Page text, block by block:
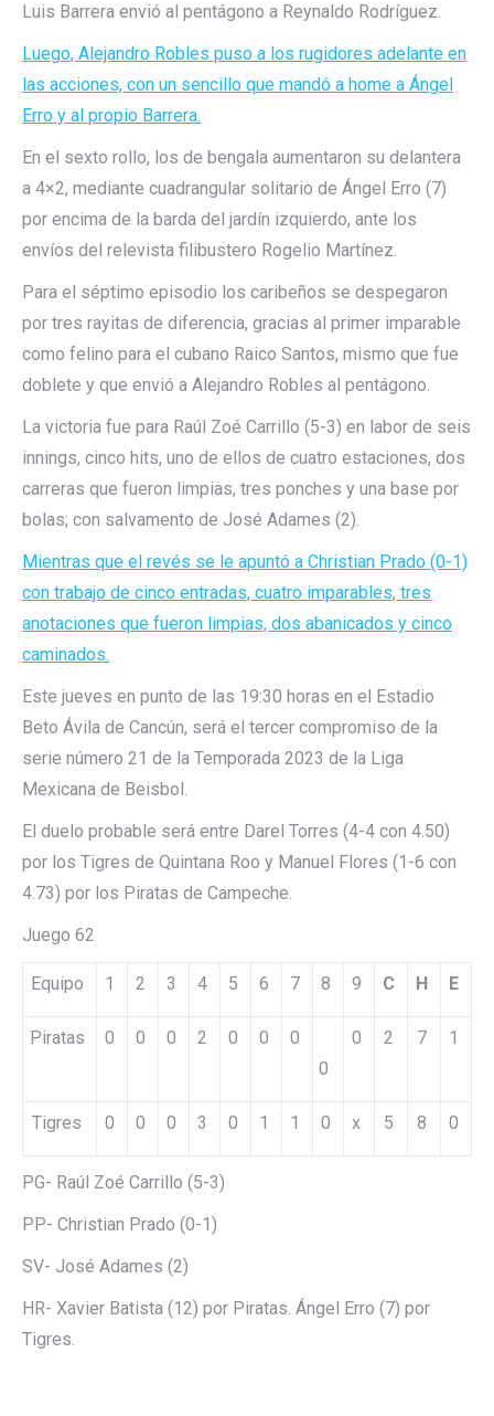
Luis Barrera envió al pentágono a Reynaldo Rodríguez.
Luego, Alejandro Robles puso a los rugidores adelante en
las acciones, con un sencillo que mandó a home a Ángel
Erro y al propio Barrera.
En el sexto rollo, los de bengala aumentaron su delantera
a 4×2, mediante cuadrangular solitario de Ángel Erro (7)
por encima de la barda del jardín izquierdo, ante los
envíos del relevista filibustero Rogelio Martínez.
Para el séptimo episodio los caribeños se despegaron
por tres rayitas de diferencia, gracias al primer imparable
como felino para el cubano Raico Santos, mismo que fue
doblete y que envió a Alejandro Robles al pentágono.
La victoria fue para Raúl Zoé Carrillo (5-3) en labor de seis
innings, cinco hits, uno de ellos de cuatro estaciones, dos
carreras que fueron limpias, tres ponches y una base por
bolas; con salvamento de José Adames (2).
Mientras que el revés se le apuntó a Christian Prado (0-1)
con trabajo de cinco entradas, cuatro imparables, tres
anotaciones que fueron limpias, dos abanicados y cinco
caminados.
Este jueves en punto de las 19:30 horas en el Estadio
Beto Ávila de Cancún, será el tercer compromiso de la
serie número 21 de la Temporada 2023 de la Liga
Mexicana de Beisbol.
El duelo probable será entre Darel Torres (4-4 con 4.50)
por los Tigres de Quintana Roo y Manuel Flores (1-6 con
4.73) por los Piratas de Campeche.
Juego 62
Equipo 1 2 3 4 5 6 7 8 9 C H E
Piratas 0 0 0 2 0 0
0
0
0 2 7 1
Tigres 0 0 0 3 0 1 1 0 x 5 8 0
PG- Raúl Zoé Carrillo (5-3)
PP- Christian Prado (0-1)
SV- José Adames (2)
HR- Xavier Batista (12) por Piratas. Ángel Erro (7) por
Tigres.